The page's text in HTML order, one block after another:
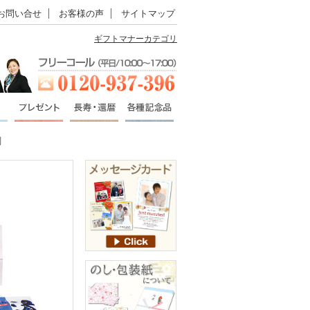
問い合せ お客様の声 サイトマップ
ギフトマナーカテゴリ